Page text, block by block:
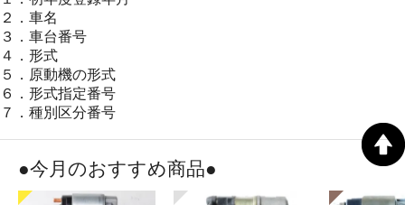
２．車名
３．車台番号
４．形式
５．原動機の形式
６．形式指定番号
７．種別区分番号
●今月のおすすめ商品●